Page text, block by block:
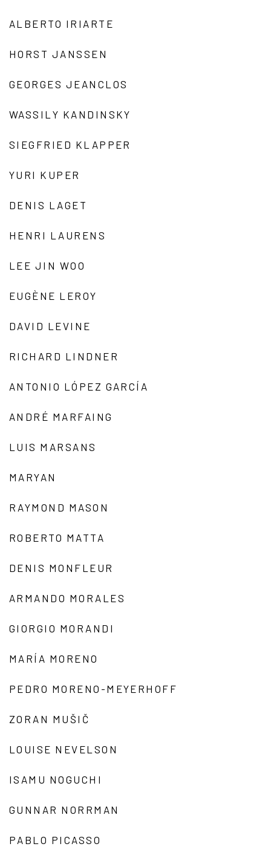
ALBERTO IRIARTE
HORST JANSSEN
GEORGES JEANCLOS
WASSILY KANDINSKY
SIEGFRIED KLAPPER
YURI KUPER
DENIS LAGET
HENRI LAURENS
LEE JIN WOO
EUGÈNE LEROY
DAVID LEVINE
RICHARD LINDNER
ANTONIO LÓPEZ GARCÍA
ANDRÉ MARFAING
LUIS MARSANS
MARYAN
RAYMOND MASON
ROBERTO MATTA
DENIS MONFLEUR
ARMANDO MORALES
GIORGIO MORANDI
MARÍA MORENO
PEDRO MORENO-MEYERHOFF
ZORAN MUŠIČ
LOUISE NEVELSON
ISAMU NOGUCHI
GUNNAR NORRMAN
PABLO PICASSO